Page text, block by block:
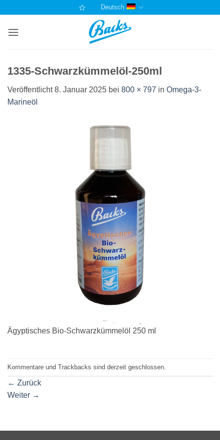
springen
Deutsch
1335-Schwarzkümmelöl-250ml
Veröffentlicht8. Januar 2025 bei 800 × 797 in Omega-3-
Marineöl
Ägyptisches Bio-Schwarzkümmelöl 250 ml
Kommentare und Trackbacks sind derzeit geschlossen.
← Zurück
Weiter →